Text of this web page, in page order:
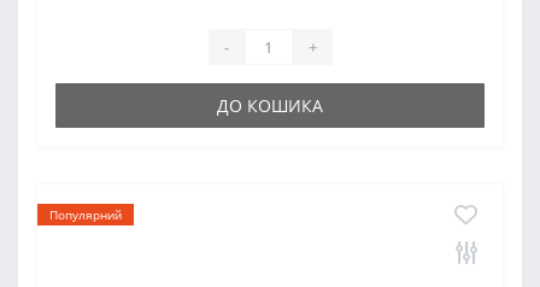
- +
ДО КОШИКА
Популярний